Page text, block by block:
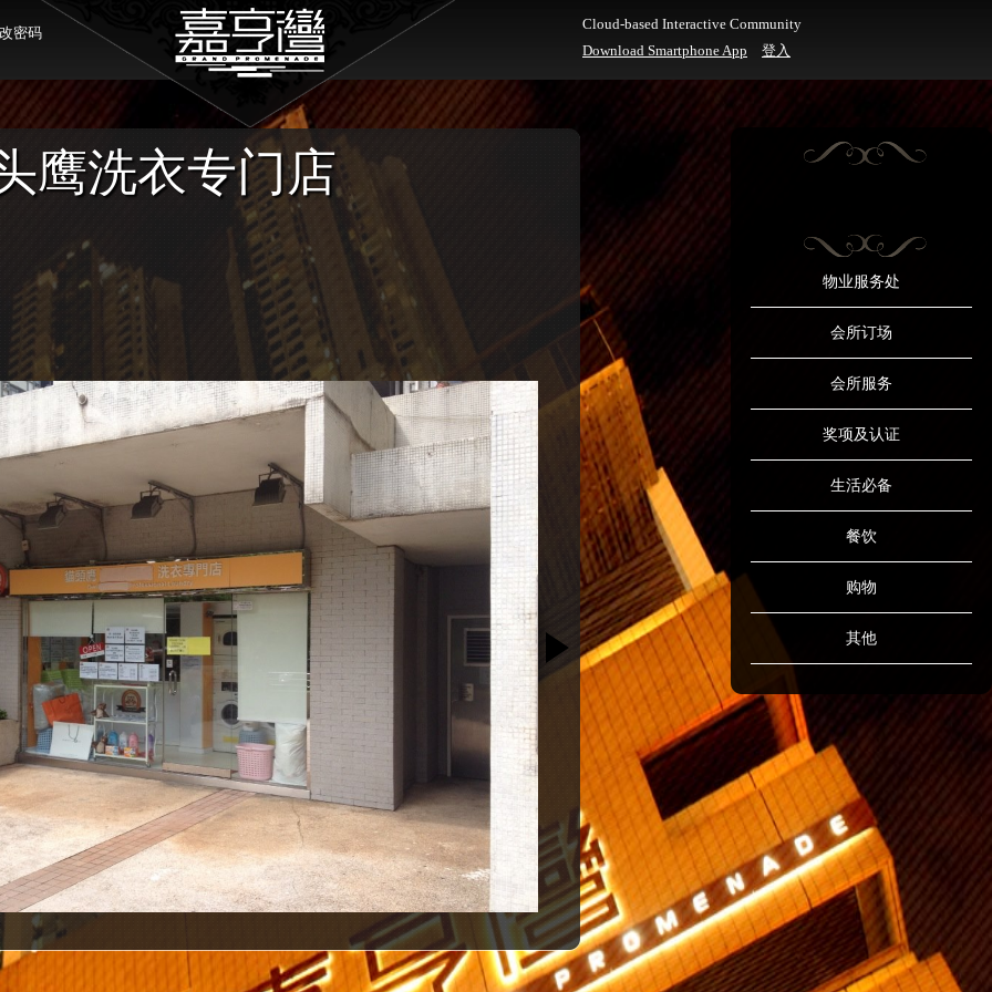
密码
Cloud-based Interactive Community
Download Smartphone App
登入
物业服务处
会所订场
会所服务
奖项及认证
生活必备
餐饮
购物
其他
鹰洗衣专门店